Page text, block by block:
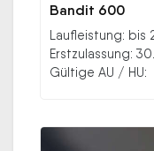
Bandit 600
Laufleistung: bis
Erstzulassung:
Gültige AU / HU: